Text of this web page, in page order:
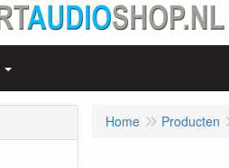
Home Producten